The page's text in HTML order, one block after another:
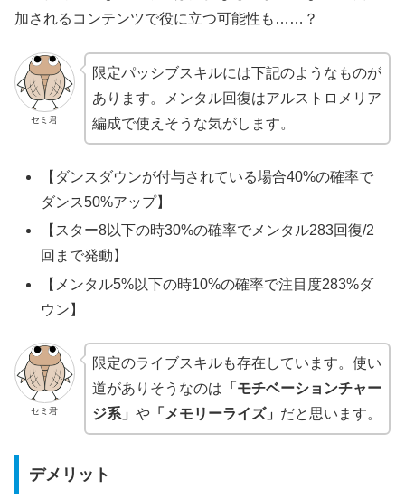
加されるコンテンツで役に立つ可能性も……？
セミ君
限定パッシブスキルには下記のようなものが
あります。メンタル回復はアルストロメリア
編成で使えそうな気がします。
【ダンスダウンが付与されている場合40%の確率で
ダンス50%アップ】
【スター8以下の時30%の確率でメンタル283回復/2
回まで発動】
【メンタル5%以下の時10%の確率で注目度283%ダ
ウン】
セミ君
限定のライブスキルも存在しています。使い
道がありそうなのは 「モチベーションチャー
ジ系」 や「メモリーライズ」 だと思います。
デメリット